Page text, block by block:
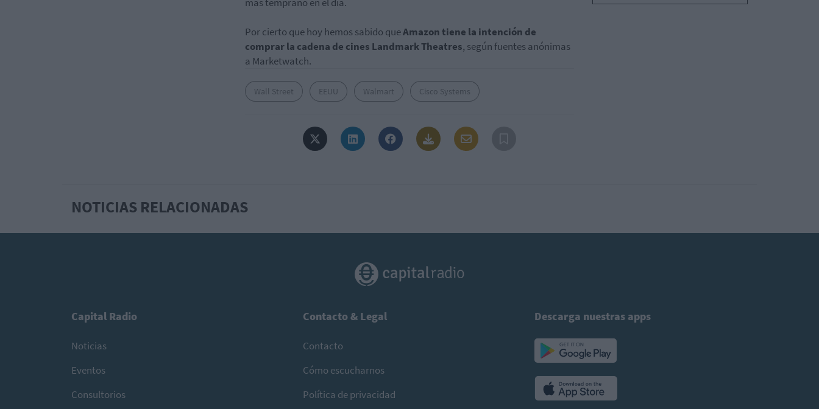
Por cierto que hoy hemos sabido queAmazon tiene la intención de
comprar la cadena de cines Landmark Theatres, según fuentes anónimas
a Marketwatch.
Wall Street EEUU Walmart Cisco Systems
NOTICIAS RELACIONADAS
Capital Radio
Noticias
Eventos
Consultorios
Contacto & Legal
Contacto
Cómo escucharnos
Política de privacidad
Descarga nuestras apps